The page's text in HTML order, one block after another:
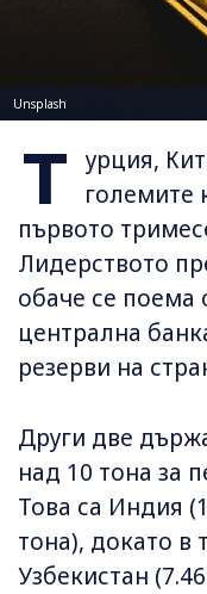
Unsplash
Т
урция,
големите
първото
Лидерството
обаче се поема
централна
резерви на
Други две
над 10 тона за
Това са Индия
тона), докато в
Узбекистан